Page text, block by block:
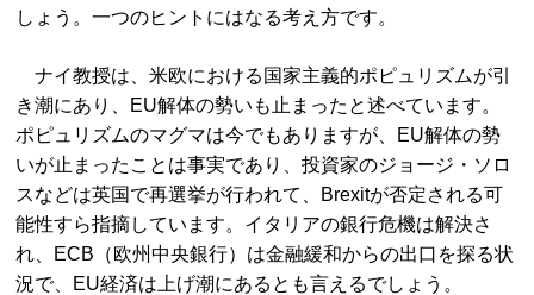
しょう。一つのヒントにはなる考え方です。
ナイ教授は、米欧における国家主義的ポピュリズムが引
き潮にあり、EU解体の勢いも止まったと述べています。
ポピュリズムのマグマは今でもありますが、EU解体の勢
いが止まったことは事実であり、投資家のジョージ・ソロ
スなどは英国で再選挙が行われて、Brexitが否定される可
能性すら指摘しています。イタリアの銀行危機は解決さ
れ、ECB（欧州中央銀行）は金融緩和からの出口を探る状
況で、EU経済は上げ潮にあるとも言えるでしょう。